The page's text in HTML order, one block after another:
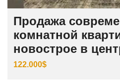
Продажа
комнатной
новострое в
122.000$